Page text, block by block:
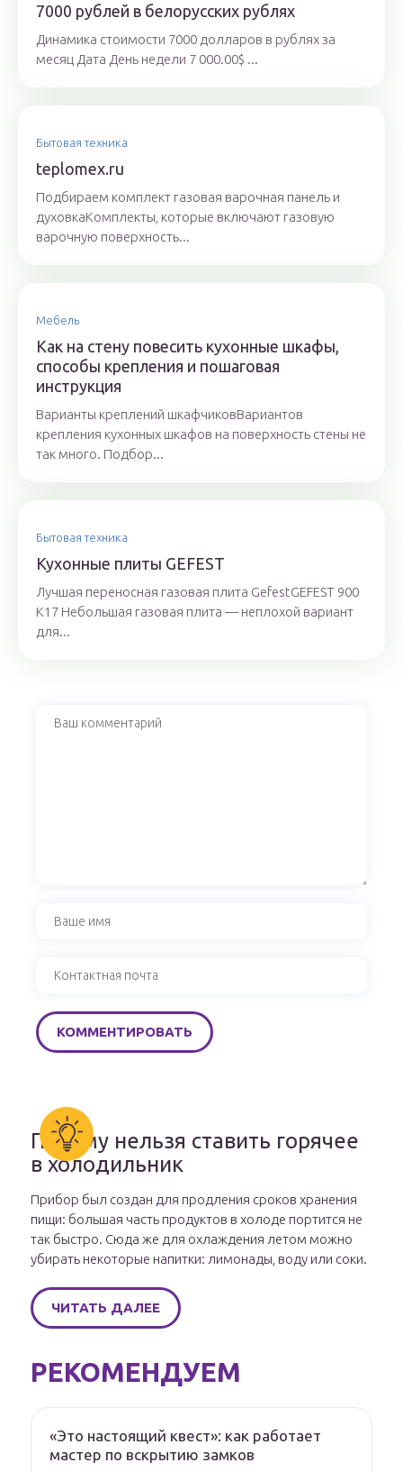
7000 рублей в белорусских рублях
Динамика стоимости 7000 долларов в рублях за
месяц Дата День недели 7 000.00$ ...
Бытовая техника
teplomex.ru
Подбираем комплект газовая варочная панель и
духовкаКомплекты, которые включают газовую
варочную поверхность...
Мебель
Как на стену повесить кухонные шкафы,
способы крепления и пошаговая
инструкция
Варианты креплений шкафчиковВариантов
крепления кухонных шкафов на поверхность стены не
так много. Подбор...
Бытовая техника
Кухонные плиты GEFEST
Лучшая переносная газовая плита GefestGEFEST 900
К17 Небольшая газовая плита — неплохой вариант
для...
Почему нельзя ставить горячее
в холодильник
Прибор был создан для продления сроков хранения
пищи: большая часть продуктов в холоде портится не
так быстро. Сюда же для охлаждения летом можно
убирать некоторые напитки: лимонады, воду или соки.
ЧИТАТЬ ДАЛЕЕ
РЕКОМЕНДУЕМ
«Это настоящий квест»: как работает
мастер по вскрытию замков